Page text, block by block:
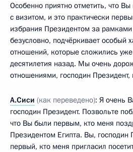
Особенно приятно отметить, что
с визитом, и это практически
избрания Президентом за
безусловно, подчёркивает особый
отношений, которые сложились
десятилетия назад. Мы очень
отношениями, господин
А.Сиси (как переведено): Я очень
господин Президент. Позвольте
что Вы были первым, кто меня
Президентом Египта. Вы, господин
первый, кто меня пригласил